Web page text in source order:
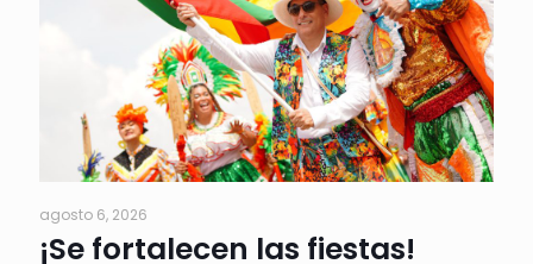
agosto 6, 2026
¡Se fortalecen las fiestas!